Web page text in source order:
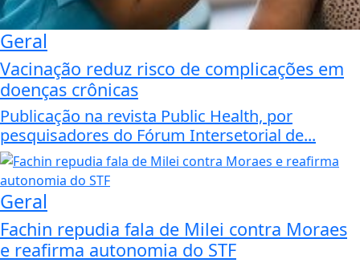
Geral
Vacinação reduz risco de complicações em
doenças crônicas
Publicação na revista Public Health, por
pesquisadores do Fórum Intersetorial de...
Geral
Fachin repudia fala de Milei contra Moraes
e reafirma autonomia do STF